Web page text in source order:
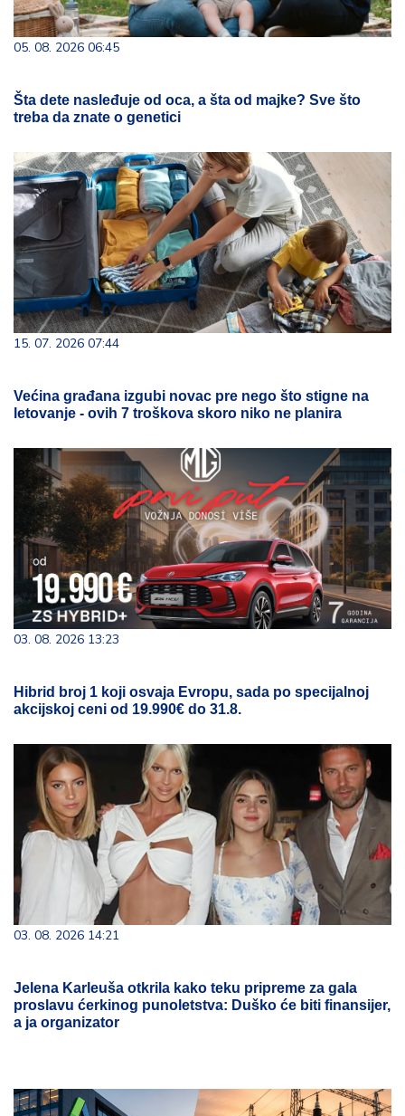
05. 08. 2026 06:45
Šta dete nasleđuje od oca, a šta od majke? Sve što
treba da znate o genetici
15. 07. 2026 07:44
Većina građana izgubi novac pre nego što stigne na
letovanje - ovih 7 troškova skoro niko ne planira
03. 08. 2026 13:23
Hibrid broj 1 koji osvaja Evropu, sada po specijalnoj
akcijskoj ceni od 19.990€ do 31.8.
03. 08. 2026 14:21
Jelena Karleuša otkrila kako teku pripreme za gala
proslavu ćerkinog punoletstva: Duško će biti finansijer,
a ja organizator